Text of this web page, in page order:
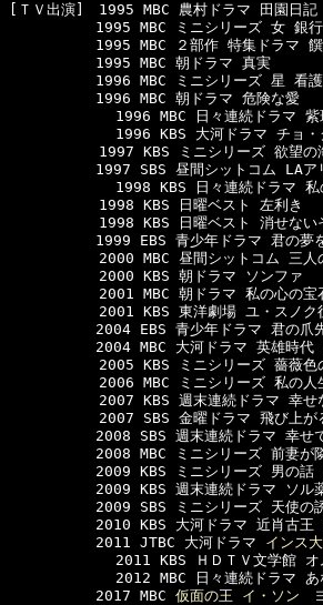
[ＴＶ出演]　1995 MBC 農村ドラマ 田園日記
1995 MBC ミニシリーズ 女 銀行
1995 MBC ２部作 特集ドラマ 饌品
1995 MBC 朝ドラマ 真実
1996 MBC ミニシリーズ 星 看護
1996 MBC 朝ドラマ 危険な愛
1996 MBC 日々連続ドラマ 紫
1996 KBS 大河ドラマ チョ・グ
　　　　　1997 KBS ミニシリーズ 欲望の
1997 SBS 昼間シットコム LAア
1998 KBS 日々連続ドラマ 私
  　　　　　1998 KBS 日曜ベスト 左利き
　　　　　1998 KBS 日曜ベスト 消せない
1999 EBS 青少年ドラマ 君の夢を広
　　　　　2000 MBC 昼間シットコム 三人
  　　　　　2000 KBS 朝ドラマ ソンファ
　　　　　2001 MBC 朝ドラマ 私の心の宝
　　　　　2001 KBS 東洋劇場 ユ・スノク
2004 EBS 青少年ドラマ 君の爪先に
2004 MBC 大河ドラマ 英雄時代 チ
　　　　　2005 KBS ミニシリーズ 薔薇色
　　　　　2006 MBC ミニシリーズ 私の人
　　　　　2007 KBS 週末連続ドラマ 幸せ
　　　　　2007 SBS 金曜ドラマ 飛び上が
2008 SBS 週末連続ドラマ 幸せで
2008 MBC ミニシリーズ 前妻が隣の
2009 KBS ミニシリーズ 男の話 チ
2009 KBS 週末連続ドラマ ソル薬局
2009 SBS ミニシリーズ 天使の誘惑
2010 KBS 大河ドラマ 近肖古王 ソ
2011 JTBC 大河ドラマ インス
2011 KBS ＨＤＴＶ文学館 オ
2012 MBC 日々連続ドラマ あ
2017 MBC 仮面の王 イ・ソン